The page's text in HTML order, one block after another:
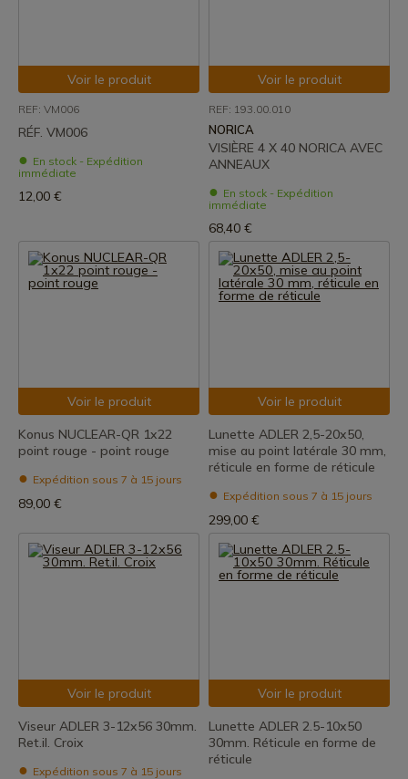
Voir le produit
REF: VM006
RÉF. VM006
En stock - Expédition
immédiate
12,00 €
Voir le produit
REF: 193.00.010
NORICA
VISIÈRE 4 X 40 NORICA AVEC
ANNEAUX
En stock - Expédition
immédiate
68,40 €
Voir le produit
Konus NUCLEAR-QR 1x22
point rouge - point rouge
Expédition sous 7 à 15 jours
89,00 €
Voir le produit
Lunette ADLER 2,5-20x50,
mise au point latérale 30 mm,
réticule en forme de réticule
Expédition sous 7 à 15 jours
299,00 €
Voir le produit
Viseur ADLER 3-12x56 30mm.
Ret.il. Croix
Expédition sous 7 à 15 jours
Voir le produit
Lunette ADLER 2.5-10x50
30mm. Réticule en forme de
réticule